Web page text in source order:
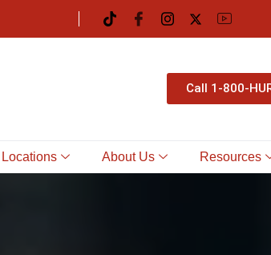
Call 1-800-
About Us Resources